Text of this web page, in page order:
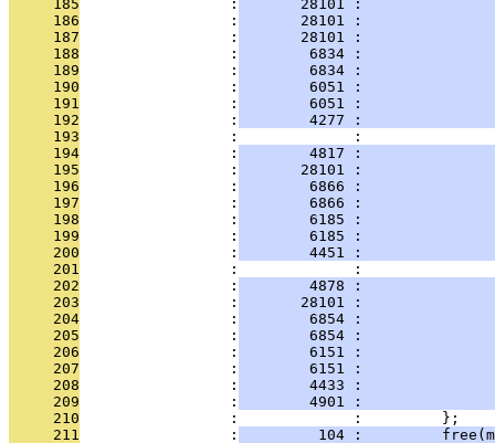
     185
                 :
28101 :
     186
                 :
28101 :
     187
                 :
28101 :
     188
                 :
6834 :
     189
                 :
6834 :
     190
                 :
6051 :
     191
                 :
6051 :
     192
                 :
4277 :
     193
:
     194
                 :
4817 :
     195
                 :
28101 :
     196
                 :
6866 :
     197
                 :
6866 :
     198
                 :
6185 :
     199
                 :
6185 :
     200
                 :
4451 :
     201
:
     202
                 :
4878 :
     203
                 :
28101 :
     204
                 :
6854 :
     205
                 :
6854 :
     206
                 :
6151 :
     207
                 :
6151 :
     208
                 :
4433 :
     209
                 :
4901 :
     210
                 :             :         };
     211
                 :
104 :